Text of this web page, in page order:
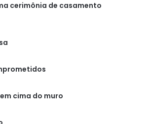
cerimônia de casamento
cima do muro